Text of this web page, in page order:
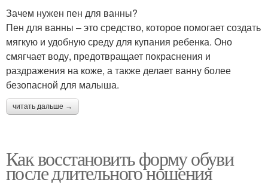
Зачем нужен пен для ванны?
Пен для ванны – это средство, которое помогает создать
мягкую и удобную среду для купания ребенка. Оно
смягчает воду, предотвращает покраснения и
раздражения на коже, а также делает ванну более
безопасной для малыша.
читать дальше →
Как восстановить форму обуви
после длительного ношения